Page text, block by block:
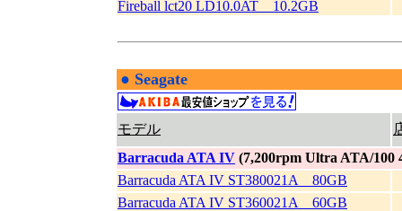
Fireball lct20 LD10.0AT 10.2GB
● Seagate
モデル
Barracuda ATA IV (7,200rpm Ultra ATA/100
Barracuda ATA IV ST380021A 80GB
Barracuda ATA IV ST360021A 60GB